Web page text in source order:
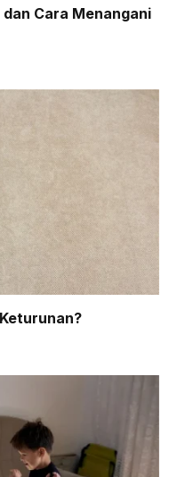
Cara Menangani